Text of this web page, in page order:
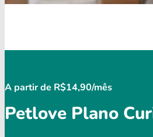
A partir de R$14,90/mês
Petlove Plano